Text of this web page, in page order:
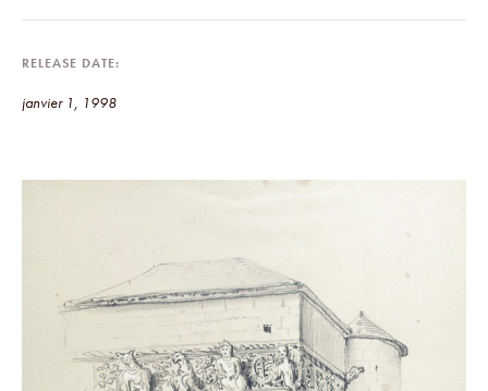
RELEASE DATE
janvier 1, 1998